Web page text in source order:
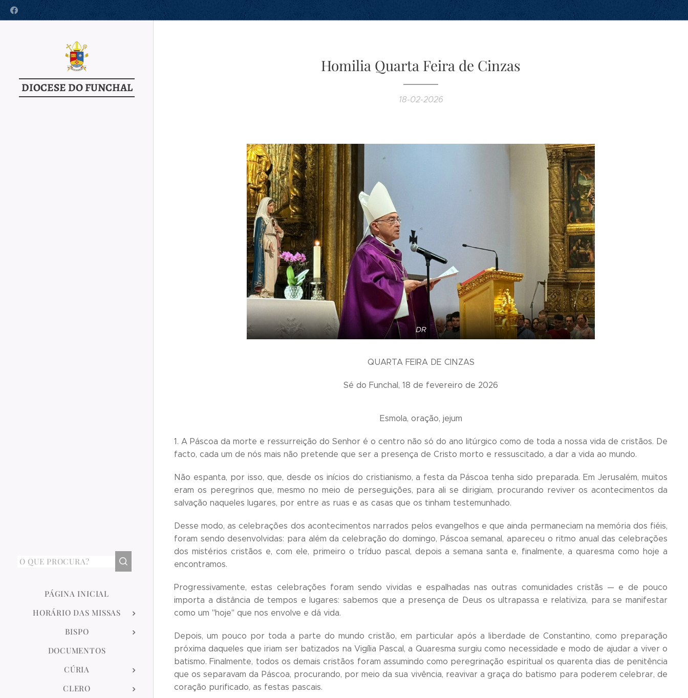
DIOCESE DO FUNCHAL
PÁGINA INICIAL
HORÁRIO DAS MISSAS
BISPO
DOCUMENTOS
CÚRIA
CLERO
Homilia Quarta Feira de Cinzas
18-02-2026
DR
QUARTA FEIRA DE CINZAS
Sé do Funchal, 18 de fevereiro de 2026
Esmola, oração, jejum
1. A Páscoa da morte e ressurreição do Senhor é o centro não só do ano litúrgico como de toda a nossa vida de cristãos. De
facto, cada um de nós mais não pretende que ser a presença de Cristo morto e ressuscitado, a dar a vida ao mundo.
Não espanta, por isso, que, desde os inícios do cristianismo, a festa da Páscoa tenha sido preparada. Em Jerusalém, muitos
eram os peregrinos que, mesmo no meio de perseguições, para ali se dirigiam, procurando reviver os acontecimentos da
salvação naqueles lugares, por entre as ruas e as casas que os tinham testemunhado.
Desse modo, as celebrações dos acontecimentos narrados pelos evangelhos e que ainda permaneciam na memória dos fiéis,
foram sendo desenvolvidas: para além da celebração do domingo, Páscoa semanal, apareceu o ritmo anual das celebrações
dos mistérios cristãos e, com ele, primeiro o tríduo pascal, depois a semana santa e, finalmente, a quaresma como hoje a
encontramos.
Progressivamente, estas celebrações foram sendo vividas e espalhadas nas outras comunidades cristãs — e de pouco
importa a distância de tempos e lugares: sabemos que a presença de Deus os ultrapassa e relativiza, para se manifestar
como um "hoje" que nos envolve e dá vida.
Depois, um pouco por toda a parte do mundo cristão, em particular após a liberdade de Constantino, como preparação
próxima daqueles que iriam ser batizados na Vigília Pascal, a Quaresma surgiu como necessidade e modo de ajudar a viver o
batismo. Finalmente, todos os demais cristãos foram assumindo como peregrinação espiritual os quarenta dias de penitência
que os separavam da Páscoa, procurando, por meio da sua vivência, reavivar a graça do batismo para poderem celebrar, de
coração purificado, as festas pascais.